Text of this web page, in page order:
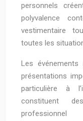
personnels
polyvalence
vestimentaire
toutes les
Les événements
présentations
particulière à
constituent